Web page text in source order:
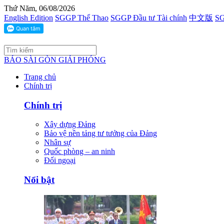
Thứ Năm, 06/08/2026
English Edition SGGP Thể Thao SGGP Đầu tư Tài chính 中文版
BÁO SÀI GÒN GIẢI PHÓNG
Trang chủ
Chính trị
Chính trị
Xây dựng Đảng
Bảo vệ nền tảng tư tưởng của Đảng
Nhân sự
Quốc phòng – an ninh
Đối ngoại
Nổi bật